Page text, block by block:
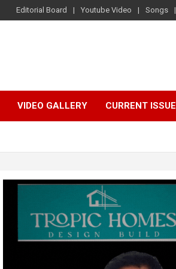
Editorial Board Youtube Video Songs
VIDEO GALLERY CURRENT ISSUE